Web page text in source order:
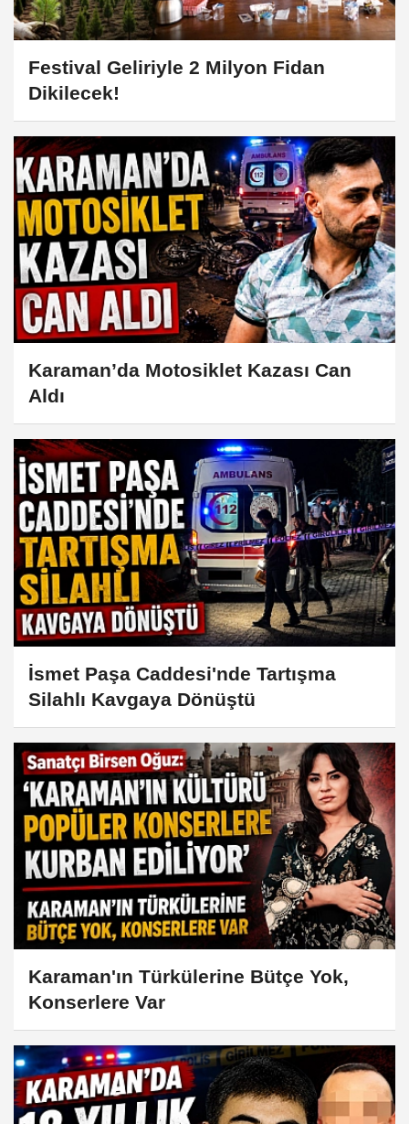
Festival Geliriyle 2 Milyon Fidan
Dikilecek!
Karaman’da Motosiklet Kazası Can
Aldı
İsmet Paşa Caddesi'nde Tartışma
Silahlı Kavgaya Dönüştü
Karaman'ın Türkülerine Bütçe Yok,
Konserlere Var